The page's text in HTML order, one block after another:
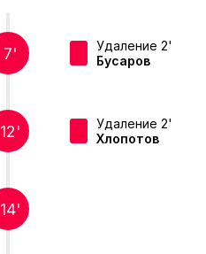
7'
Удаление 2'
Бусаров
12'
Удаление 2'
Хлопотов
14'